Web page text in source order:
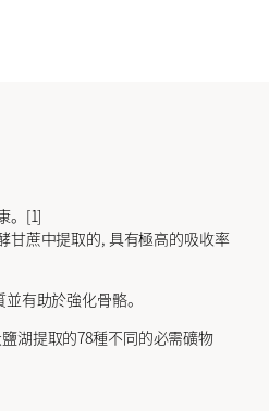
。[1]
甘蔗中提取的, 具有極高的吸收率
有助於強化骨骼。
湖提取的78種不同的必需礦物